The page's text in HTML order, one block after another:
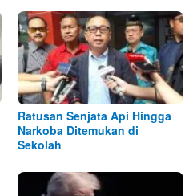
Ratusan Senjata Api Hingga
Narkoba Ditemukan di
Sekolah